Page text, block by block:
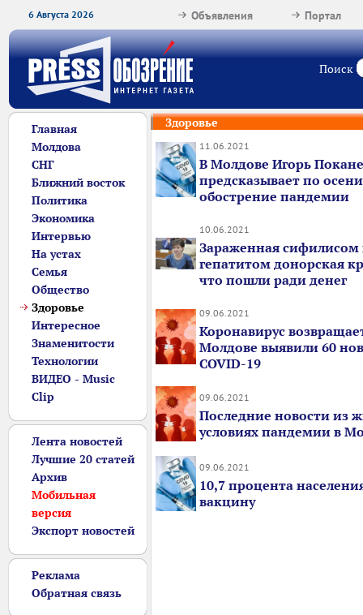
6 Августа 2026 Портал
Объявления
Поиск
Главная
Молдова
СНГ
Ближний восток
Политика
Экономика
Интервью
На устах
Семья
Общество
Здоровье
Интересное
Знаменитости
Технологии
ВИДЕО - Music
Clip
Лента новостей
Лучшие 20 статей
Архив
Мобильная
версия
Экспорт новостей
Реклама
Обратная связь
Здоровье
11.06.2021
В Молдове Игорь
предсказывает по осени
обострение пандемии
10.06.2021
Зараженная сифилисом
гепатитом донорская
что пошли ради денег
09.06.2021
Коронавирус
Молдове выявили 60
COVID-19
09.06.2021
Последние новости из
условиях пандемии в
09.06.2021
10,7 процента
вакцину